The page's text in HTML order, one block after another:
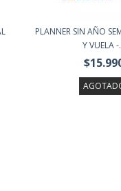
PLANNER SIN AÑO
Y VUELA -